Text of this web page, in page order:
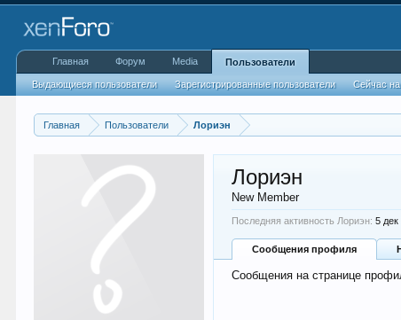
Главная Пользователи Лориэн
Лориэн
New Member
Последняя активность Лориэн: 5 дек
Сообщения профиля
Сообщения на странице
Главная Форум Media Пользователи
Выдающиеся пользователи Зарегистрированные пользователи Сейчас